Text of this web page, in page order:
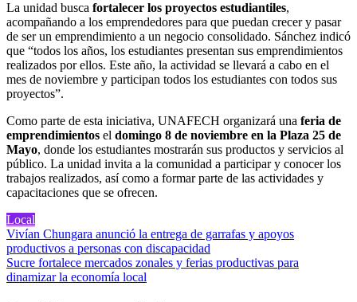
La unidad busca fortalecer los proyectos estudiantiles,
acompañando a los emprendedores para que puedan crecer y pasar
de ser un emprendimiento a un negocio consolidado. Sánchez indicó
que “todos los años, los estudiantes presentan sus emprendimientos
realizados por ellos. Este año, la actividad se llevará a cabo en el
mes de noviembre y participan todos los estudiantes con todos sus
proyectos”.
Como parte de esta iniciativa, UNAFECH organizará una feria de
emprendimientos el domingo 8 de noviembre en la Plaza 25 de
Mayo, donde los estudiantes mostrarán sus productos y servicios al
público. La unidad invita a la comunidad a participar y conocer los
trabajos realizados, así como a formar parte de las actividades y
capacitaciones que se ofrecen.
Local
Navegación
de
entradas
Vivían Chungara anunció la entrega de garrafas y apoyos
productivos a personas con discapacidad
Sucre fortalece mercados zonales y ferias productivas para
dinamizar la economía local